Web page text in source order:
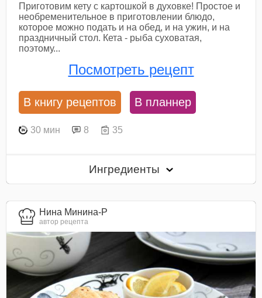
Приготовим кету с картошкой в духовке! Простое и
необременительное в приготовлении блюдо,
которое можно подать и на обед, и на ужин, и на
праздничный стол. Кета - рыба суховатая,
поэтому...
Посмотреть рецепт
В книгу рецептов В планнер
30 мин 8 35
Ингредиенты
Нина Минина-Р
автор рецепта